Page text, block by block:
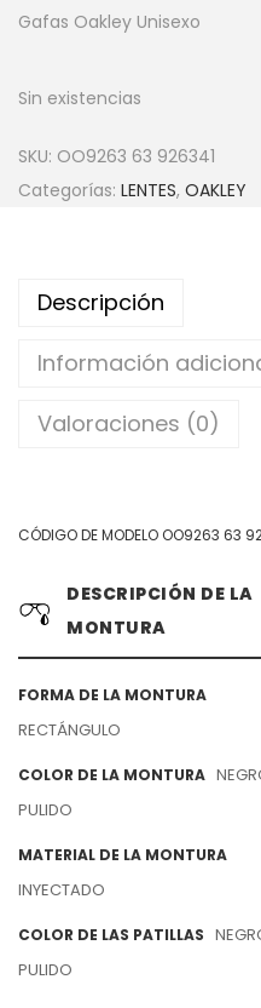
Gafas Oakley Unisexo
Sin existencias
SKU: OO9263 63 926341
Categorías: LENTES, OAKLEY
Descripción
Información
Valoraciones (0)
CÓDIGO DE MODELO OO9263 63
DESCRIPCIÓN DE LA
MONTURA
FORMA DE LA MONTURA
RECTÁNGULO
COLOR DE LA MONTURA
PULIDO
MATERIAL DE LA MONTURA
INYECTADO
COLOR DE LAS PATILLAS
PULIDO